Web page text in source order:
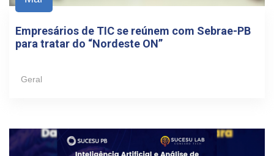
Empresários de TIC se reúnem com Sebrae-PB
para tratar do “Nordeste ON”
Geral